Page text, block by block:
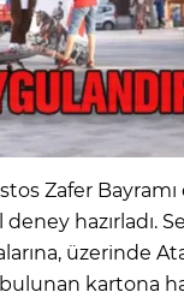
Zafer Bayramı
hazırladı.
üzerinde
kartona